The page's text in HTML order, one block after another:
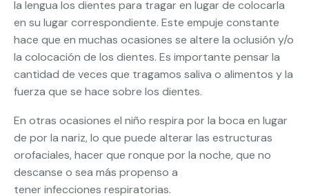
la lengua los dientes para tragar en lugar de colocarla
en su lugar correspondiente. Este empuje constante
hace que en muchas ocasiones se altere la oclusión y/o
la colocación de los dientes. Es importante pensar la
cantidad de veces que tragamos saliva o alimentos y la
fuerza que se hace sobre los dientes.
En otras ocasiones el niño respira por la boca en lugar
de por la nariz, lo que puede alterar las estructuras
orofaciales, hacer que ronque por la noche, que no
descanse o sea más propenso a
tener infecciones respiratorias.